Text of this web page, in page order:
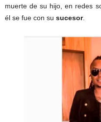
muerte de su hijo, en redes
él se fue con su sucesor.